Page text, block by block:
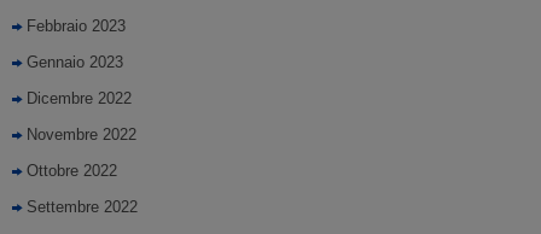
Febbraio 2023
Gennaio 2023
Dicembre 2022
Novembre 2022
Ottobre 2022
Settembre 2022